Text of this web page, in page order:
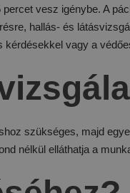
vesz igénybe. A
hallás- és
kérdésekkel vagy a
szükséges, majd
nélkül elláthatja a